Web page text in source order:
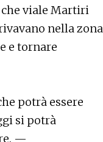
che viale Martiri
nella zona
e tornare
potrà essere
si potrà
—